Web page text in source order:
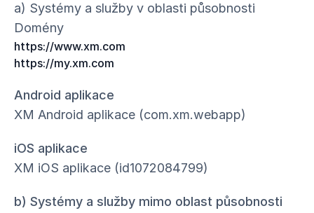
a) Systémy a služby v oblasti působnosti
Domény
https://www.xm.com
https://my.xm.com
Android aplikace
XM Android aplikace (com.xm.webapp)
iOS aplikace
XM iOS aplikace (id1072084799)
b) Systémy a služby mimo oblast působnosti